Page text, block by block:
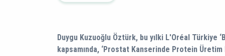
Duygu Kuzuoğlu Öztürk, bu yılki L'Oréal Türkiye
kapsamında, ‘Prostat Kanserinde Protein Üretim